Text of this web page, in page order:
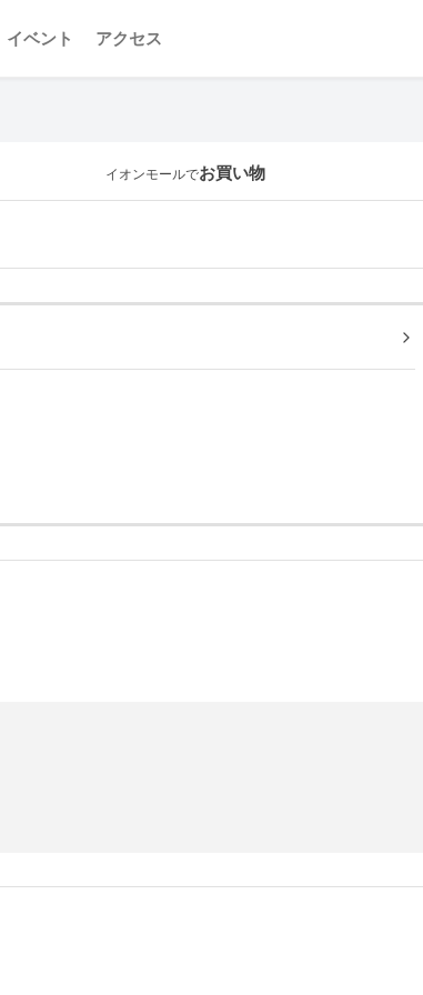
イベント アクセス
イオンモールでお買い物